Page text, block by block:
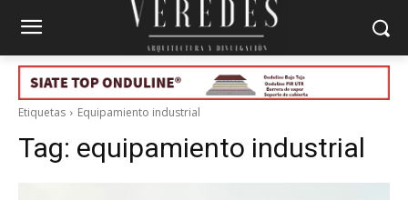
Etiquetas Equipamiento industrial
Tag: equipamiento industrial